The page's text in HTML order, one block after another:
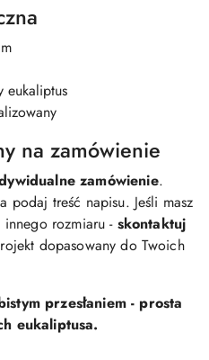
eukaliptus
na zamówienie
zamówienie.
podaj treść napisu. Jeśli masz
innego rozmiaru - skontaktuj
dopasowany do Twoich
przesłaniem - prosta
eukaliptusa.